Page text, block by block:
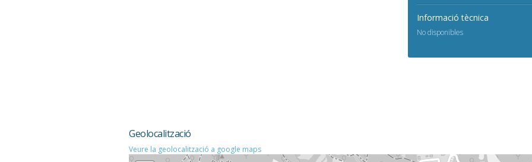
Informació tècnica
No disponibles
Geolocalització
Veure la geolocalització a google maps